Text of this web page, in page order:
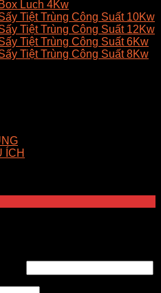
Luch 4Kw
Tiệt Trùng Công Suất 10Kw
Tiệt Trùng Công Suất 12Kw
Tiệt Trùng Công Suất 6Kw
Tiệt Trùng Công Suất 8Kw
ÍCH